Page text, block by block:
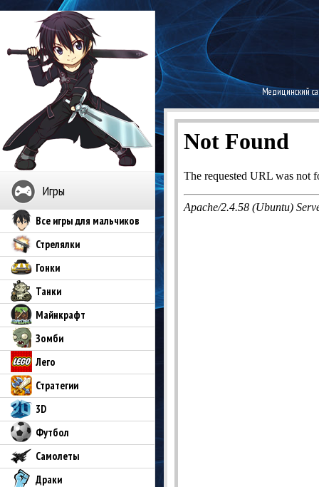
Игры
Все игры для мальчиков
Стрелялки
Гонки
Танки
Майнкрафт
Зомби
Лего
Стратегии
3D
Футбол
Самолеты
Драки
Медицинский